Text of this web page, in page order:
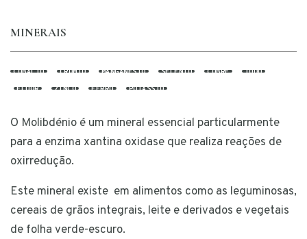
O Molibdénio é um mineral essencial particularmente
para a enzima xantina oxidase que realiza reações de
oxirredução.
Este mineral existe em alimentos como as leguminosas,
cereais de grãos integrais, leite e derivados e vegetais
de folha verde-escuro.
MINERAIS
COBALTO CRÓMIO MANGANÉSIO SELÉNIO COBRE IODO
FLÚOR ZINCO FERRO POTÁSSIO